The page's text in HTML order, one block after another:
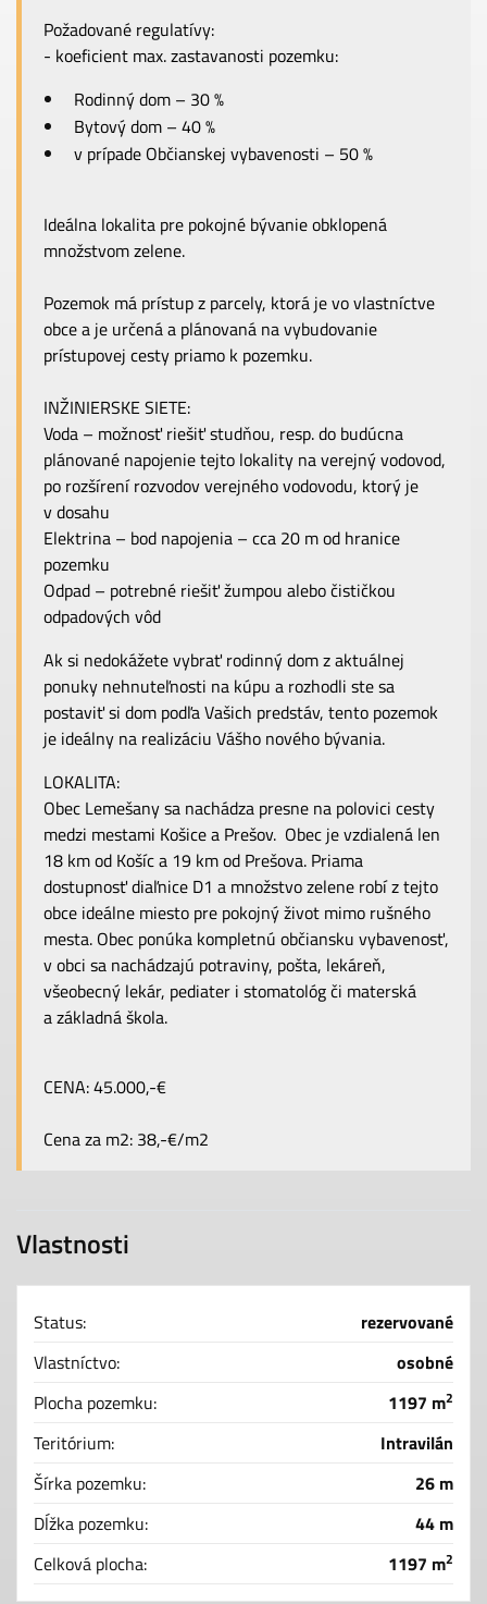
Požadované regulatívy:
- koeficient max. zastavanosti pozemku:
Rodinný dom – 30 %
Bytový dom – 40 %
v prípade Občianskej vybavenosti – 50 %
Ideálna lokalita pre pokojné bývanie obklopená
množstvom zelene.
Pozemok má prístup z parcely, ktorá je vo vlastníctve
obce a je určená a plánovaná na vybudovanie
prístupovej cesty priamo k pozemku.
INŽINIERSKE SIETE:
Voda – možnosť riešiť studňou, resp. do budúcna
plánované napojenie tejto lokality na verejný vodovod,
po rozšírení rozvodov verejného vodovodu, ktorý je
v dosahu
Elektrina – bod napojenia – cca 20 m od hranice
pozemku
Odpad – potrebné riešiť žumpou alebo čističkou
odpadových vôd
Ak si nedokážete vybrať rodinný dom z aktuálnej
ponuky nehnuteľnosti na kúpu a rozhodli ste sa
postaviť si dom podľa Vašich predstáv, tento pozemok
je ideálny na realizáciu Vášho nového bývania.
LOKALITA:
Obec Lemešany sa nachádza presne na polovici cesty
medzi mestami Košice a Prešov. Obec je vzdialená len
18 km od Košíc a 19 km od Prešova. Priama
dostupnosť diaľnice D1 a množstvo zelene robí z tejto
obce ideálne miesto pre pokojný život mimo rušného
mesta. Obec ponúka kompletnú občiansku vybavenosť,
v obci sa nachádzajú potraviny, pošta, lekáreň,
všeobecný lekár, pediater i stomatológ či materská
a základná škola.
CENA: 45.000,-€
Cena za m2: 38,-€/m2
Vlastnosti
Status:
rezervované
Vlastníctvo:
osobné
Plocha pozemku:
1197 m2
Teritórium:
Intravilán
Šírka pozemku:
26 m
Dĺžka pozemku:
44 m
Celková plocha:
1197 m2